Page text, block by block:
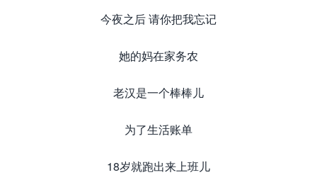
今夜之后 请你把我忘记
她的妈在家务农
老汉是一个棒棒儿
为了生活账单
18岁就跑出来上班儿